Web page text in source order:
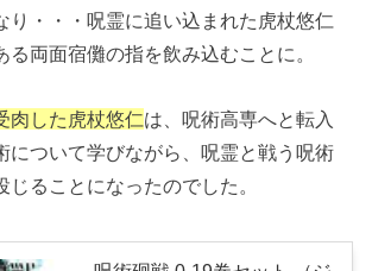
り・・・呪霊に追い込まれた虎杖悠仁
る両面宿儺の指を飲み込むことに。
肉した虎杖悠仁は、呪術高専へと転入
について学びながら、呪霊と戦う呪術
じることになったのでした。